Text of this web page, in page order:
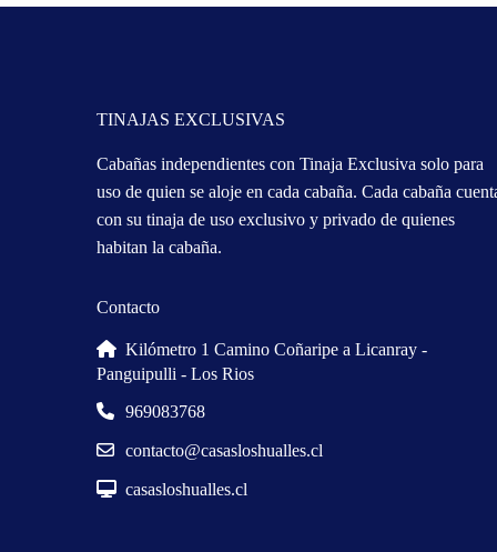
TINAJAS EXCLUSIVAS
Cabañas independientes con Tinaja Exclusiva solo para
uso de quien se aloje en cada cabaña. Cada cabaña
con su tinaja de uso exclusivo y privado de quienes
habitan la cabaña.
Contacto
Kilómetro 1 Camino Coñaripe a Licanray -
Panguipulli - Los Rios
969083768
contacto@casasloshualles.cl
casasloshualles.cl